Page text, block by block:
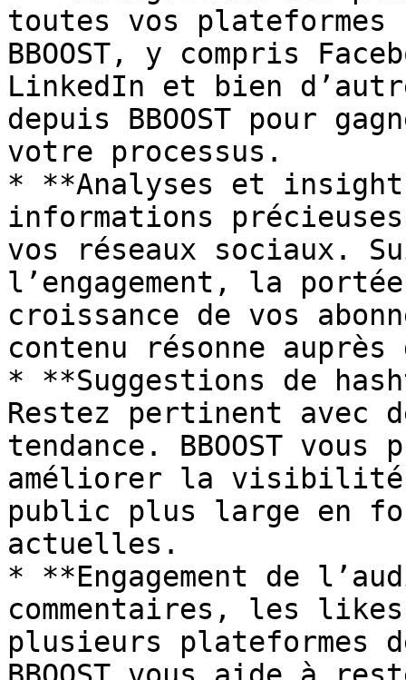
toutes vos
BBOOST, y compris
LinkedIn et bien
depuis BBOOST pour
votre processus.
* **Analyses et
informations
vos réseaux sociaux.
l’engagement, la
croissance de vos
contenu résonne
* **Suggestions de
Restez pertinent avec
tendance. BBOOST
améliorer la visibilité
public plus large en
actuelles.
* **Engagement de
commentaires, les
plusieurs plateformes